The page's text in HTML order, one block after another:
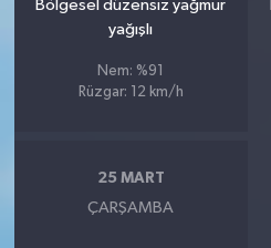
Bölgesel düzensiz yağmur
yağışlı
Nem: %91
Rüzgar: 12 km/h
25 MART
ÇARŞAMBA